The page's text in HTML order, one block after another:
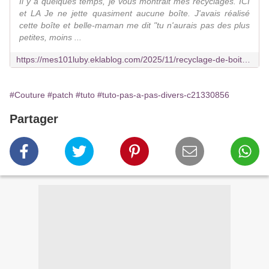
et LA Je ne jette quasiment aucune boîte. J'avais réalisé
cette boîte et belle-maman me dit "tu n'aurais pas des plus
petites, moins ...
#Couture #patch #tuto #tuto-pas-a-pas-divers-c21330856
Partager